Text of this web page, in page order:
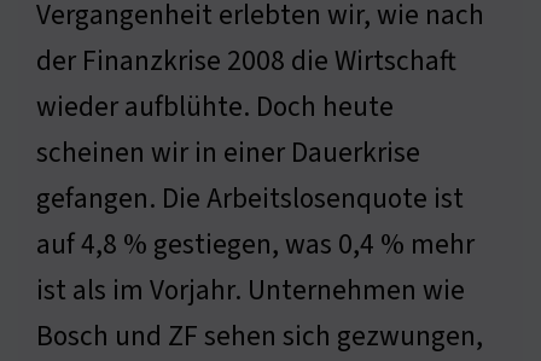
Vergangenheit erlebten wir, wie nach
der Finanzkrise 2008 die Wirtschaft
wieder aufblühte. Doch heute
scheinen wir in einer Dauerkrise
gefangen. Die Arbeitslosenquote ist
auf 4,8 % gestiegen, was 0,4 % mehr
ist als im Vorjahr. Unternehmen wie
Bosch und ZF sehen sich gezwungen,